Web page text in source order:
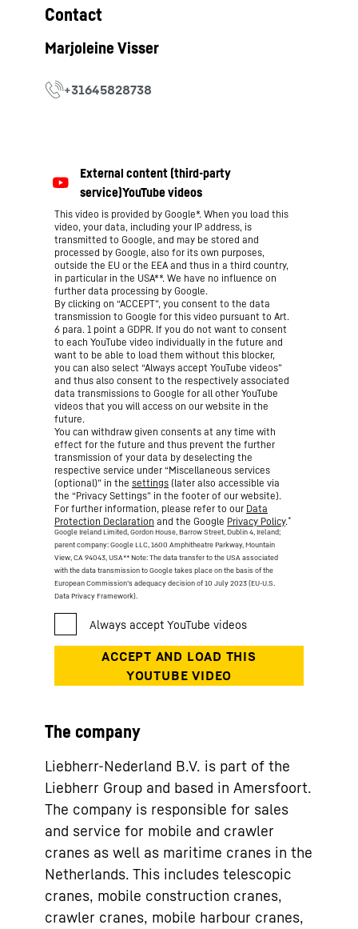
This video is provided by Google*. When you load this
video, your data, including your IP address, is
transmitted to Google, and may be stored and
processed by Google, also for its own purposes,
outside the EU or the EEA and thus in a third country,
in particular in the USA**. We have no influence on
further data processing by Google.
By clicking on “ACCEPT”, you consent to the data
transmission to Google for this video pursuant to Art.
6 para. 1 point a GDPR. If you do not want to consent
to each YouTube video individually in the future and
want to be able to load them without this blocker,
you can also select “Always accept YouTube videos”
and thus also consent to the respectively associated
data transmissions to Google for all other YouTube
videos that you will access on our website in the
future.
You can withdraw given consents at any time with
effect for the future and thus prevent the further
transmission of your data by deselecting the
respective service under “Miscellaneous services
(optional)” in the settings (later also accessible via
the “Privacy Settings” in the footer of our website).
For further information, please refer to our Data
Protection Declaration and the Google Privacy Policy.*
Google Ireland Limited, Gordon House, Barrow Street, Dublin 4, Ireland;
parent company: Google LLC, 1600 Amphitheatre Parkway, Mountain
View, CA 94043, USA** Note: The data transfer to the USA associated
with the data transmission to Google takes place on the basis of the
European Commission’s adequacy decision of 10 July 2023 (EU-U.S.
Data Privacy Framework).
The company
Liebherr-Nederland B.V. is part of the
Liebherr Group and based in Amersfoort.
The company is responsible for sales
and service for mobile and crawler
cranes as well as maritime cranes in the
Netherlands. This includes telescopic
cranes, mobile construction cranes,
crawler cranes, mobile harbour cranes,
Contact